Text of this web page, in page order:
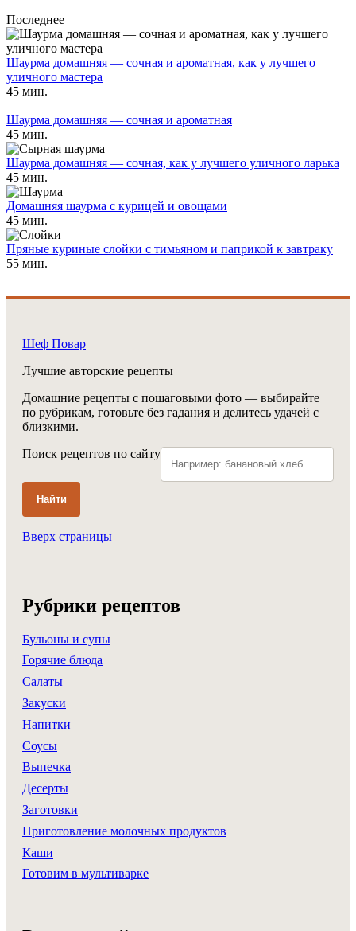
Последнее
Шаурма домашняя — сочная и ароматная, как у лучшего
уличного мастера
45 мин.
Шаурма домашняя — сочная и ароматная
45 мин.
Шаурма домашняя — сочная, как у лучшего уличного ларька
45 мин.
Домашняя шаурма с курицей и овощами
45 мин.
Пряные куриные слойки с тимьяном и паприкой к завтраку
55 мин.
Шеф Повар
Лучшие авторские рецепты
Домашние рецепты с пошаговыми фото — выбирайте
по рубрикам, готовьте без гадания и делитесь удачей с
близкими.
Поиск рецептов по сайту
Найти
Вверх страницы
Рубрики рецептов
Бульоны и супы
Горячие блюда
Салаты
Закуски
Напитки
Соусы
Выпечка
Десерты
Заготовки
Приготовление молочных продуктов
Каши
Готовим в мультиварке